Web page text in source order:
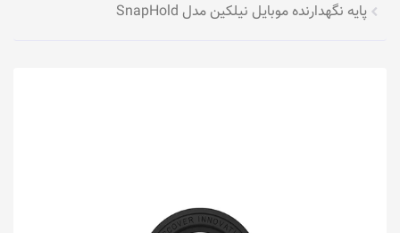
پایه نگهدارنده موبایل نیلکین مدل SnapHold